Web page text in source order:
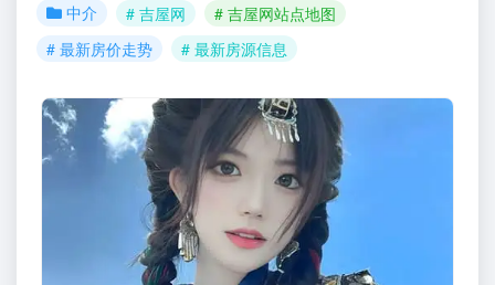
中介 # 吉屋网
# 吉屋网站点地图
# 最新房价走势
# 最新房源信息